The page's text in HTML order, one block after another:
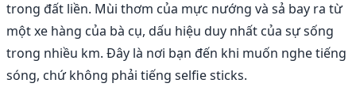
trong đất liền. Mùi thơm của mực nướng và sả bay ra từ
một xe hàng của bà cụ, dấu hiệu duy nhất của sự sống
trong nhiều km. Đây là nơi bạn đến khi muốn nghe tiếng
sóng, chứ không phải tiếng selfie sticks.